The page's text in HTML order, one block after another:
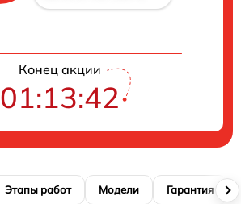
Конец акции
01:13:42
Этапы работ Модели Гарантия